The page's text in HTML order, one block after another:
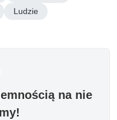
Ludzie
na nie